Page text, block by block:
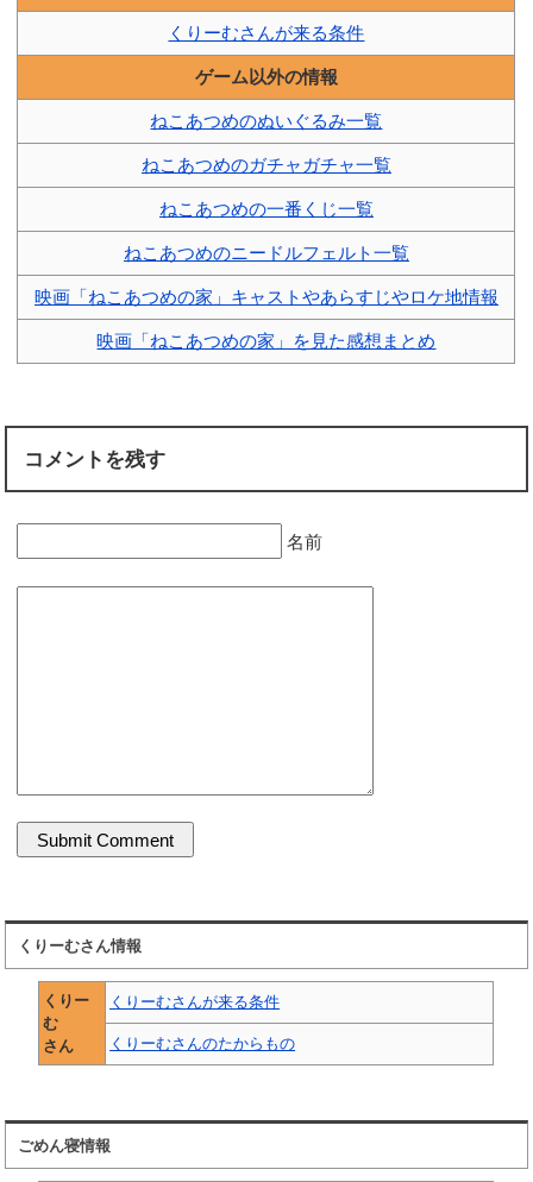
くりーむさんが来る条件
ゲーム以外の情報
ねこあつめのぬいぐるみ一覧
ねこあつめのガチャガチャ一覧
ねこあつめの一番くじ一覧
ねこあつめのニードルフェルト一覧
映画「ねこあつめの家」キャストやあらすじやロケ地情報
映画「ねこあつめの家」を見た感想まとめ
コメントを残す
名前
くりーむさん情報
くりー
む
さん
くりーむさんが来る条件
くりーむさんのたからもの
ごめん寝情報